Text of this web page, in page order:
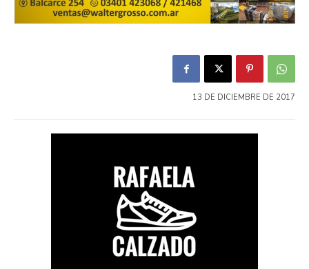
13 DE DICIEMBRE DE 2017